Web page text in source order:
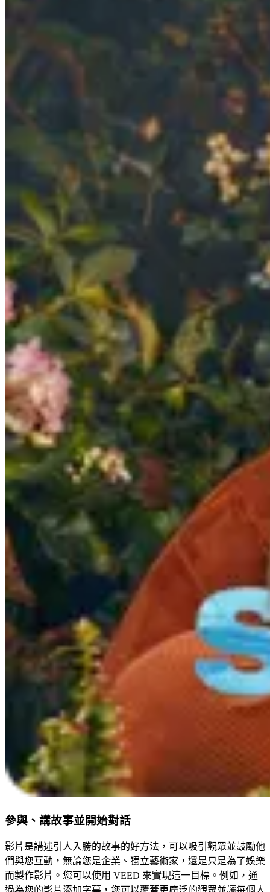
參與、講故事並開始對話
影片是講述引人入勝的故事的好方法，可以吸引觀眾並鼓勵他
們與您互動，無論您是企業、獨立藝術家，還是只是為了娛樂
而製作影片。您可以使用 VEED 來實現這一目標。例如，通